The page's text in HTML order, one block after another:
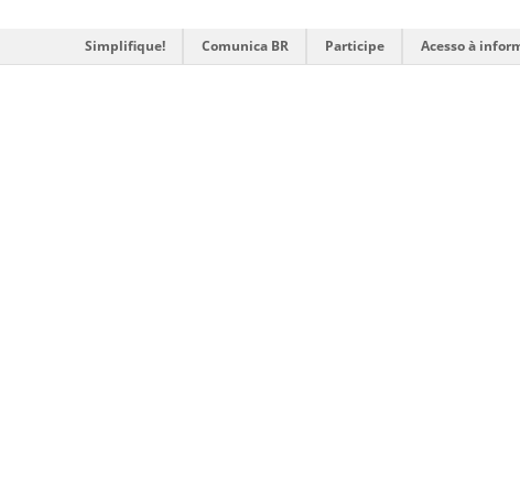
Simplifique! Comunica BR Participe Acesso à